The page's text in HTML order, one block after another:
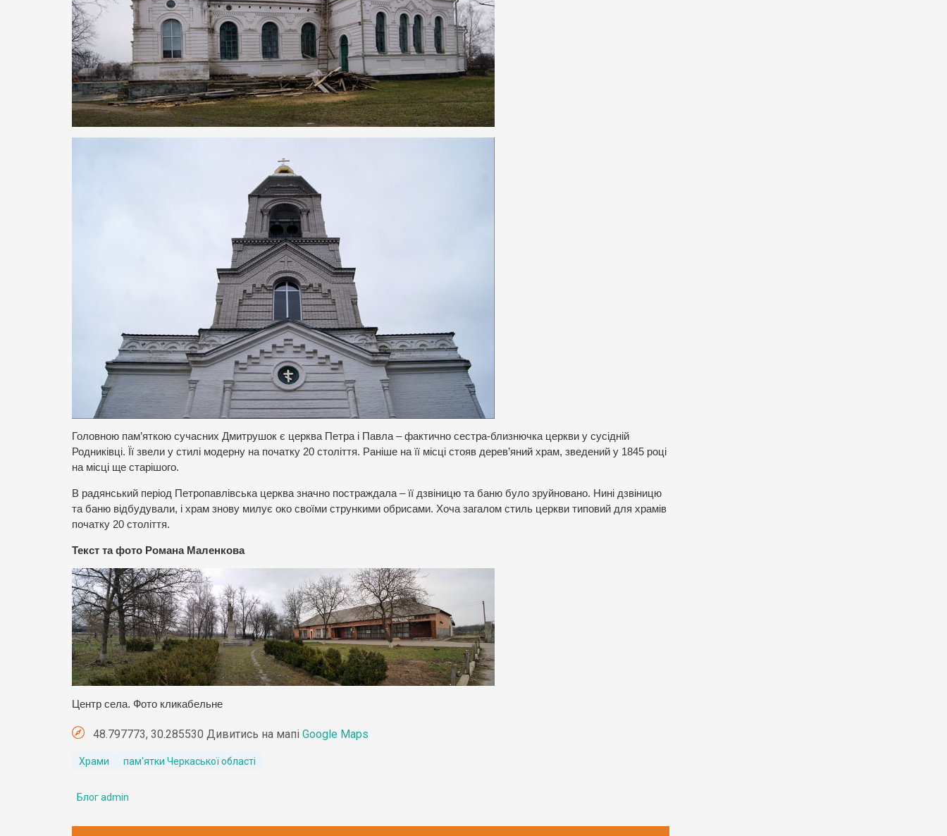
Головною пам’яткою сучасних Дмитрушок є церква Петра і Павла – фактично сестра-близнючка церкви у сусідній
Родниківці. Її звели у стилі модерну на початку 20 століття. Раніше на її місці стояв дерев’яний храм, зведений у 1845 році
на місці ще старішого.
В радянський період Петропавлівська церква значно постраждала – її дзвіницю та баню було зруйновано. Нині дзвіницю
та баню відбудували, і храм знову милує око своїми стрункими обрисами. Хоча загалом стиль церкви типовий для храмів
початку 20 століття.
Текст та фото Романа Маленкова
Центр села. Фото кликабельне
48.797773, 30.285530 Дивитись на мапі Google Maps
Храми пам'ятки Черкаської області
Блог admin